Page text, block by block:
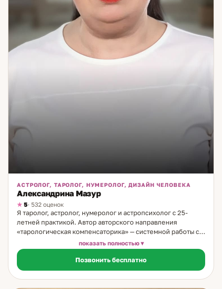
АСТРОЛОГ, ТАРОЛОГ, НУМЕРОЛОГ, ДИЗАЙН ЧЕЛОВЕКА
Александрина Мазур
5· 532 оценок
Я таролог, астролог, нумеролог и астропсихолог с 25-
летней практикой. Автор авторского направления
«тарологическая компенсаторика» — системной работы с
теневой стороной личности через астрологию. Что такое
тарологическая компенсаторика. Это направление
работает с теми паттернами и реакциями человека,
которые обычно остаются в слепой зоне — но именно они
формируют повторяющиеся ситуации в отношениях,
показать полностью
Позвонить бесплатно